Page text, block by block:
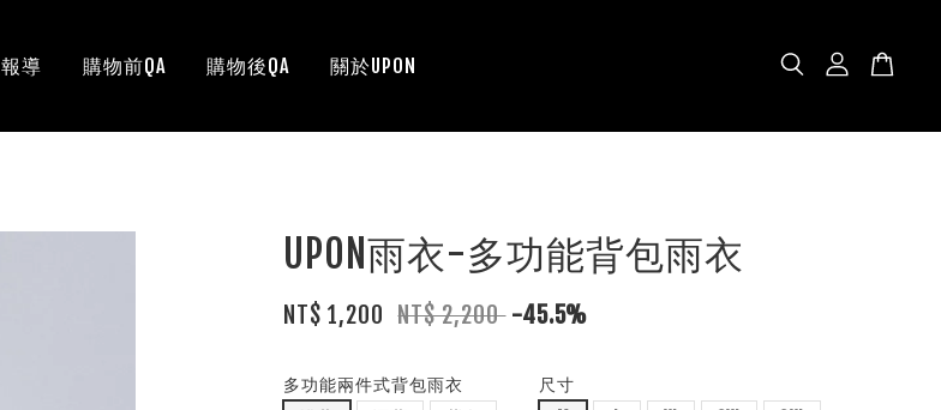
導 購物前QA 購物後QA 關於UPON
UPON雨衣-多功能背包雨衣
NT$ 1,200 NT$ 2,200 -45.5%
多功能兩件式背包雨衣
尺寸